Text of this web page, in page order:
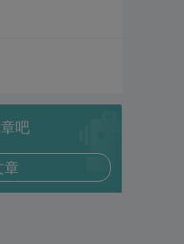
吧
章